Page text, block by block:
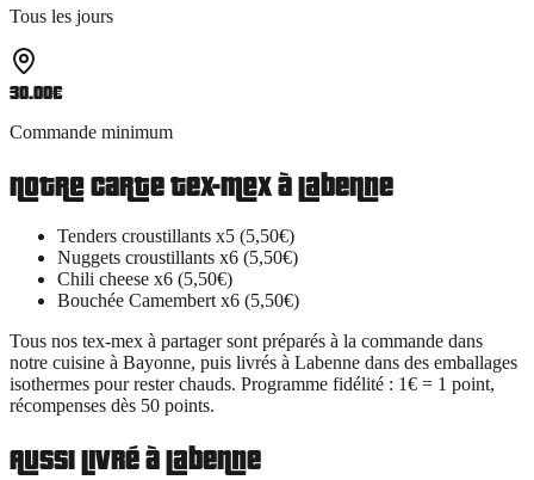
Tous les jours
30.00€
Commande minimum
Notre cartetex-mexàLabenne
Tenders croustillants x5 (5,50€)
Nuggets croustillants x6 (5,50€)
Chili cheese x6 (5,50€)
Bouchée Camembert x6 (5,50€)
Tous nos tex-mex à partagersont préparés à la commande dans
notre cuisine à Bayonne, puis livrés à Labenne dans des emballages
isothermes pour rester chauds. Programme fidélité : 1€ = 1 point,
récompenses dès 50 points.
Aussi livré àLabenne